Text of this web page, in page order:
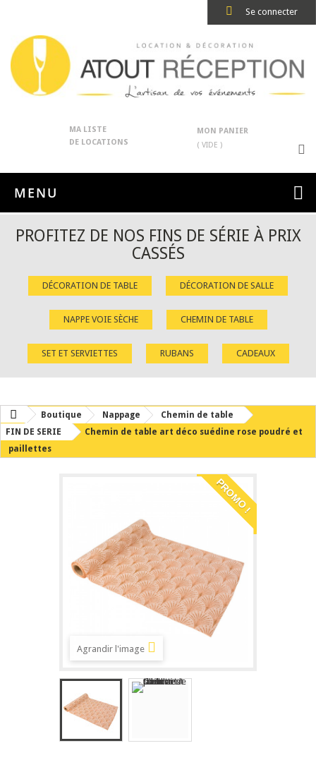
Se connecter
MA LISTE
DE LOCATIONS
MON PANIER
( VIDE )
MENU
PROFITEZ DE NOS FINS DE SÉRIE À PRIX
CASSÉS
DÉCORATION DE TABLE DÉCORATION DE SALLE
NAPPE VOIE SÈCHE CHEMIN DE TABLE
SET ET SERVIETTES RUBANS CADEAUX
Boutique Nappage
Chemin de table
FIN DE SERIE
Chemin de table art déco suédine rose poudré et
paillettes
PROMO !
Agrandir l'image